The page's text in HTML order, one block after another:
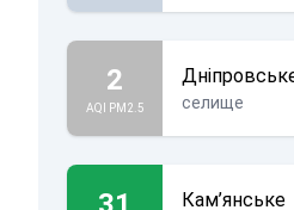
2
AQI PM2.5 селище
Кам’янське